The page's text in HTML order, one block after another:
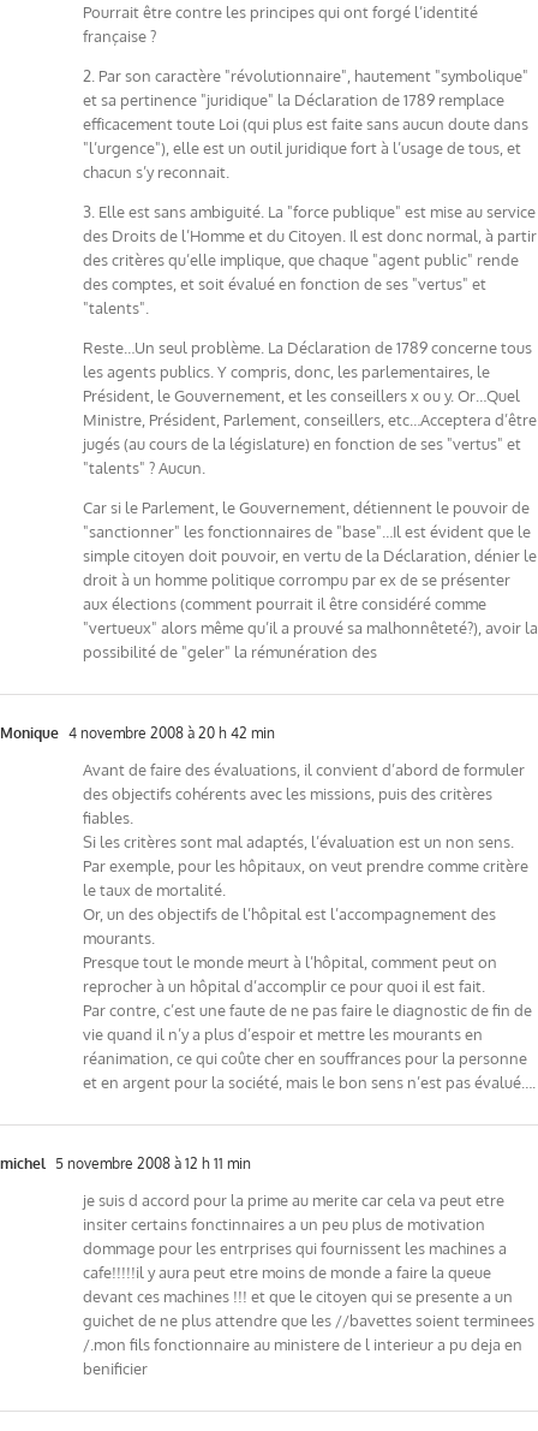
Pourrait être contre les principes qui ont forgé l’identité
française ?
2. Par son caractère "révolutionnaire", hautement "symbolique"
et sa pertinence "juridique" la Déclaration de 1789 remplace
efficacement toute Loi (qui plus est faite sans aucun doute dans
"l’urgence"), elle est un outil juridique fort à l’usage de tous, et
chacun s’y reconnait.
3. Elle est sans ambiguité. La "force publique" est mise au service
des Droits de l’Homme et du Citoyen. Il est donc normal, à partir
des critères qu’elle implique, que chaque "agent public" rende
des comptes, et soit évalué en fonction de ses "vertus" et
"talents".
Reste…Un seul problème. La Déclaration de 1789 concerne tous
les agents publics. Y compris, donc, les parlementaires, le
Président, le Gouvernement, et les conseillers x ou y. Or…Quel
Ministre, Président, Parlement, conseillers, etc…Acceptera d’être
jugés (au cours de la législature) en fonction de ses "vertus" et
"talents" ? Aucun.
Car si le Parlement, le Gouvernement, détiennent le pouvoir de
"sanctionner" les fonctionnaires de "base"…Il est évident que le
simple citoyen doit pouvoir, en vertu de la Déclaration, dénier le
droit à un homme politique corrompu par ex de se présenter
aux élections (comment pourrait il être considéré comme
"vertueux" alors même qu’il a prouvé sa malhonnêteté?), avoir la
possibilité de "geler" la rémunération des
Monique 4 novembre 2008 à 20 h 42 min
Avant de faire des évaluations, il convient d’abord de formuler
des objectifs cohérents avec les missions, puis des critères
fiables.
Si les critères sont mal adaptés, l’évaluation est un non sens.
Par exemple, pour les hôpitaux, on veut prendre comme critère
le taux de mortalité.
Or, un des objectifs de l’hôpital est l’accompagnement des
mourants.
Presque tout le monde meurt à l’hôpital, comment peut on
reprocher à un hôpital d’accomplir ce pour quoi il est fait.
Par contre, c’est une faute de ne pas faire le diagnostic de fin de
vie quand il n’y a plus d’espoir et mettre les mourants en
réanimation, ce qui coûte cher en souffrances pour la personne
et en argent pour la société, mais le bon sens n’est pas évalué….
michel 5 novembre 2008 à 12 h 11 min
je suis d accord pour la prime au merite car cela va peut etre
insiter certains fonctinnaires a un peu plus de motivation
dommage pour les entrprises qui fournissent les machines a
cafe!!!!!il y aura peut etre moins de monde a faire la queue
devant ces machines !!! et que le citoyen qui se presente a un
guichet de ne plus attendre que les //bavettes soient terminees
/.mon fils fonctionnaire au ministere de l interieur a pu deja en
benificier